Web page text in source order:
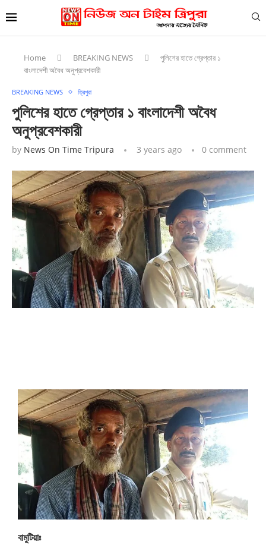
Home BREAKING NEWS
পুলিশের হাতে গ্রেপ্তার ১
বাংলাদেশী অবৈধ অনুপ্রবেশকারী
BREAKING NEWS ত্রিপুরা
পুলিশের হাতে গ্রেপ্তার ১ বাংলাদেশী অবৈধ
অনুপ্রবেশকারী
by News On Time Tripura 3 years ago 0 comment
বামুটিয়াঃ